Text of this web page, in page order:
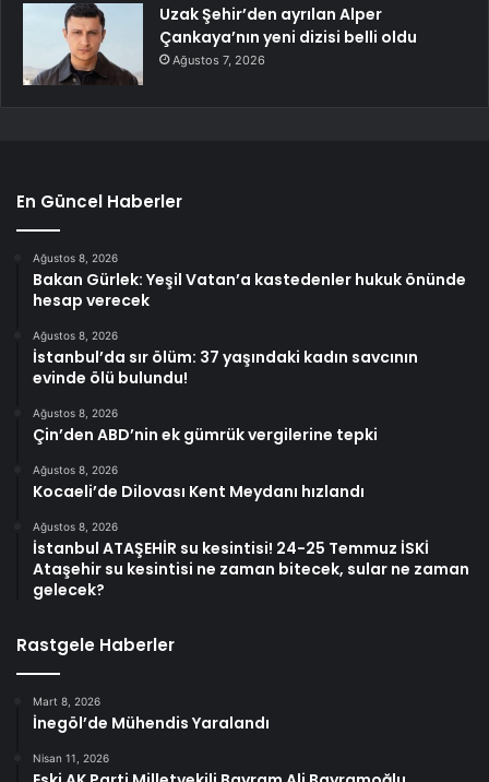
Uzak Şehir’den ayrılan Alper
Çankaya’nın yeni dizisi belli oldu
Ağustos 7, 2026
En Güncel Haberler
Ağustos 8, 2026
Bakan Gürlek: Yeşil Vatan’a kastedenler hukuk önünde
hesap verecek
Ağustos 8, 2026
İstanbul’da sır ölüm: 37 yaşındaki kadın savcının
evinde ölü bulundu!
Ağustos 8, 2026
Çin’den ABD’nin ek gümrük vergilerine tepki
Ağustos 8, 2026
Kocaeli’de Dilovası Kent Meydanı hızlandı
Ağustos 8, 2026
İstanbul ATAŞEHİR su kesintisi! 24-25 Temmuz İSKİ
Ataşehir su kesintisi ne zaman bitecek, sular ne zaman
gelecek?
Rastgele Haberler
Mart 8, 2026
İnegöl’de Mühendis Yaralandı
Nisan 11, 2026